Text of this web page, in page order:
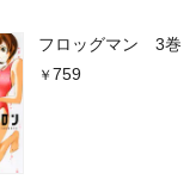
フロッグマン 3巻
759